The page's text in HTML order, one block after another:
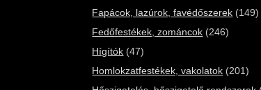
Fapácok, lazúrok, favédőszerek (149)
Fedőfestékek, zománcok (246)
Hígítók (47)
Homlokzatfestékek, vakolatok (201)